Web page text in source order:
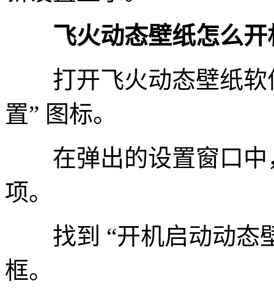
飞火动态壁纸怎么开
打开飞火动态壁纸软
置” 图标。
在弹出的设置窗口中
项。
找到 “开机启动动态
框。